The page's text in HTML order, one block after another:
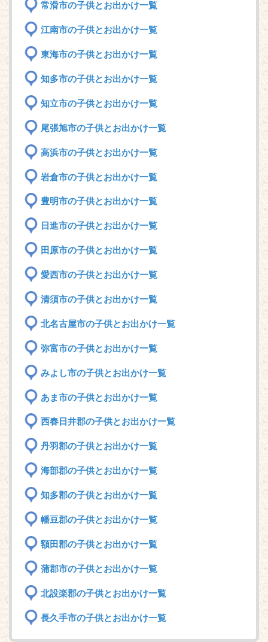
常滑市の子供とお出かけ一覧
江南市の子供とお出かけ一覧
東海市の子供とお出かけ一覧
知多市の子供とお出かけ一覧
知立市の子供とお出かけ一覧
尾張旭市の子供とお出かけ一覧
高浜市の子供とお出かけ一覧
岩倉市の子供とお出かけ一覧
豊明市の子供とお出かけ一覧
日進市の子供とお出かけ一覧
田原市の子供とお出かけ一覧
愛西市の子供とお出かけ一覧
清須市の子供とお出かけ一覧
北名古屋市の子供とお出かけ一覧
弥富市の子供とお出かけ一覧
みよし市の子供とお出かけ一覧
あま市の子供とお出かけ一覧
西春日井郡の子供とお出かけ一覧
丹羽郡の子供とお出かけ一覧
海部郡の子供とお出かけ一覧
知多郡の子供とお出かけ一覧
幡豆郡の子供とお出かけ一覧
額田郡の子供とお出かけ一覧
蒲郡市の子供とお出かけ一覧
北設楽郡の子供とお出かけ一覧
長久手市の子供とお出かけ一覧